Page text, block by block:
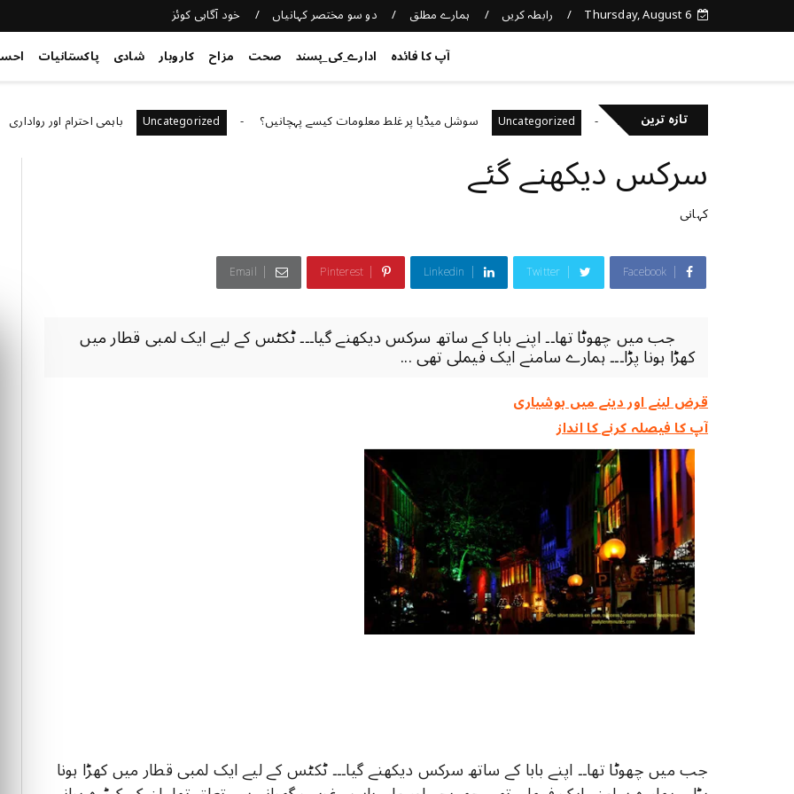
Thursday, August 6 رابطہ کریں ہمارے مطلق دو سو مختصر کہانیاں خود آگاہی کوئز
آپ کا فائدہ ادارے_کی_پسند صحت مزاح کاروبار شادی پاکستانیات
تازہ ترین
صحت کا خیال رکھتے ہیں؟ Uncategorized سوشل میڈیا پر غلط معلومات کیسے پہچانیں؟ Uncategorized باہمی احترام اور رواداری
سرکس دیکھنے گئے
کہانی
Facebook
Twitter
Linkedin
Pinterest
Email
جب میں چھوٹا تھا۔۔ اپنے بابا کے ساتھ سرکس دیکھنے گیا۔۔۔ ٹکٹس کے لیے ایک لمبی قطار میں
کھڑا ہونا پڑا۔۔۔ ہمارے سامنے ایک فیملی تھی ...
قرض لینے اور دینے میں ہوشیاری
آپ کا فیصلہ کرنے کا انداز
جب میں چھوٹا تھا۔۔ اپنے بابا کے ساتھ سرکس دیکھنے گیا۔۔۔ ٹکٹس کے لیے ایک لمبی قطار میں کھڑا ہونا